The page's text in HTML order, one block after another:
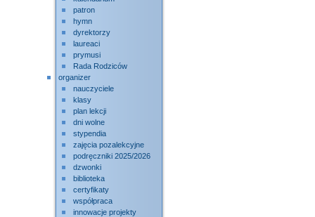
patron
hymn
dyrektorzy
laureaci
prymusi
Rada Rodziców
organizer
nauczyciele
klasy
plan lekcji
dni wolne
stypendia
zajęcia pozalekcyjne
podręczniki 2025/2026
dzwonki
biblioteka
certyfikaty
współpraca
innowacje projekty